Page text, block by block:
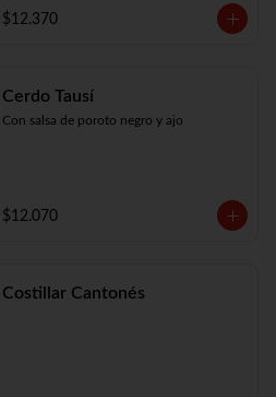
$12.370
Cerdo Tausí
Con salsa de poroto negro y ajo
$12.070
Costillar Cantonés